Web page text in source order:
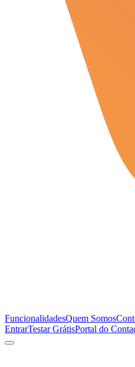
FuncionalidadesQuem Somos
EntrarTestar GrátisPortal do